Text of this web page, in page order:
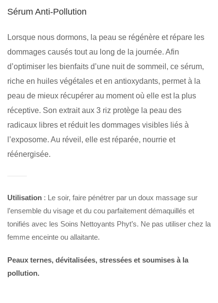
Sérum Anti-Pollution
Lorsque nous dormons, la peau se régénère et répare les
dommages causés tout au long de la journée. Afin
d’optimiser les bienfaits d’une nuit de sommeil, ce sérum,
riche en huiles végétales et en antioxydants, permet à la
peau de mieux récupérer au moment où elle est la plus
réceptive. Son extrait aux 3 riz protège la peau des
radicaux libres et réduit les dommages visibles liés à
l’exposome. Au réveil, elle est réparée, nourrie et
réénergisée.
Utilisation : Le soir, faire pénétrer par un doux massage sur
l’ensemble du visage et du cou parfaitement démaquillés et
tonifiés avec les Soins Nettoyants Phyt’s. Ne pas utiliser chez la
femme enceinte ou allaitante.
Peaux ternes, dévitalisées, stressées et soumises à la
pollution.